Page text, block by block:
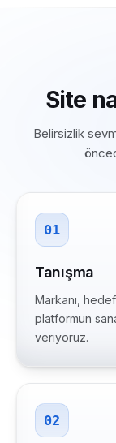
Site
Belirsizlik
01
Tanışma
Markanı,
platformun
veriyoruz.
02